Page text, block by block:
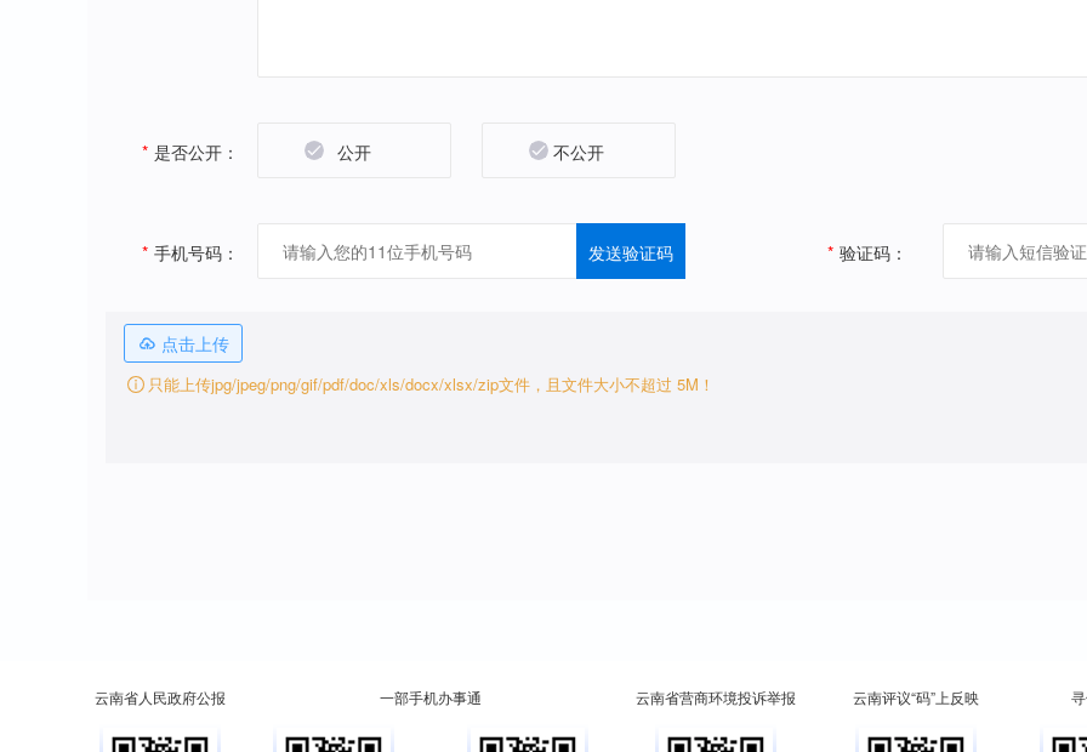
* 是否公开： 公开 不公开
发送验证码
* 手机号码： * 验证码：
点击上传
只能上传jpg/jpeg/png/gif/pdf/doc/xls/docx/xlsx/zip文件，且文件大小不超过 5M！
云南省人民政府公报 一部手机办事通 云南省营商环境投诉举报 云南评议“码”上反映